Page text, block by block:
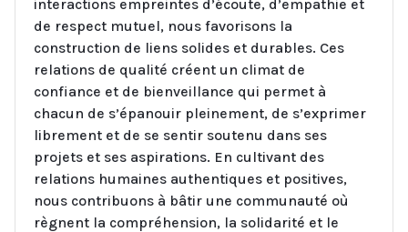
interactions empreintes d’écoute, d’empathie et
de respect mutuel, nous favorisons la
construction de liens solides et durables. Ces
relations de qualité créent un climat de
confiance et de bienveillance qui permet à
chacun de s’épanouir pleinement, de s’exprimer
librement et de se sentir soutenu dans ses
projets et ses aspirations. En cultivant des
relations humaines authentiques et positives,
nous contribuons à bâtir une communauté où
règnent la compréhension, la solidarité et le